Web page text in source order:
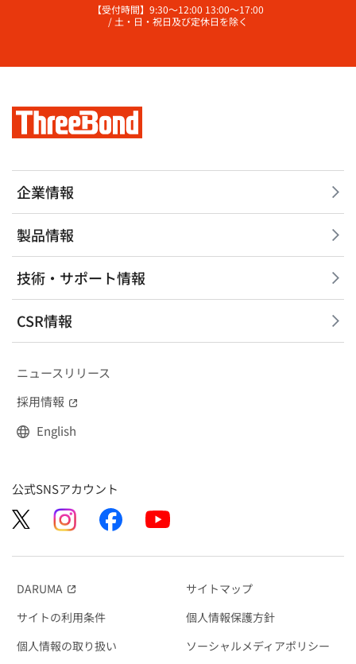
【受付時間】9:30～12:00 13:00～17:00
/ 土・日・祝日及び定休日を除く
企業情報
製品情報
技術・サポート情報
CSR情報
ニュースリリース
採用情報
English
公式SNSアカウント
DARUMA
サイトマップ
サイトの利用条件
個人情報保護方針
個人情報の取り扱い
ソーシャルメディアポリシー